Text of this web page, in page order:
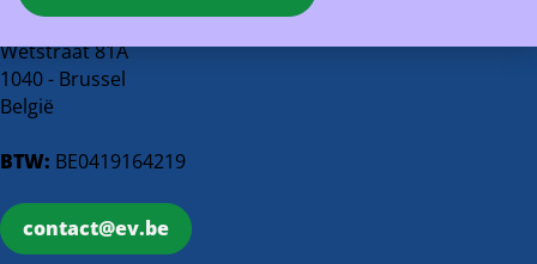
EV Belgium vzw
Wetstraat 81A
1040 - Brussel
België
BTW: BE0419164219
contact@ev.be